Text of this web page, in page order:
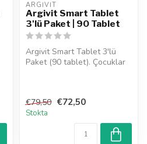
ARGIVIT
Argivit Smart Tablet
3'lü Paket | 90 Tablet
Argivit Smart Tablet 3'lü
Paket (90 tablet). Çocuklar
€79,50 €72,50
Stokta